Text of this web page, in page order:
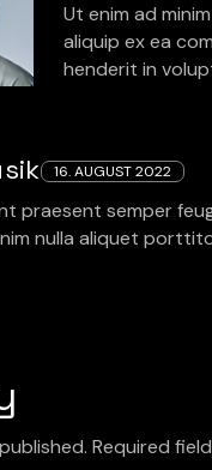
Ut enim ad
aliquip ex ea
henderit in
16. AUGUST 2022
praesent semper
nulla aliquet
Required